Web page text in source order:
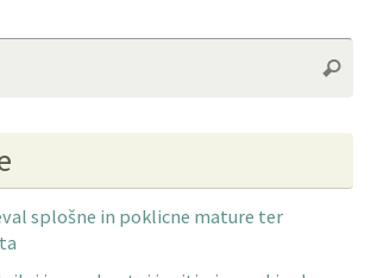
splošne in poklicne mature ter